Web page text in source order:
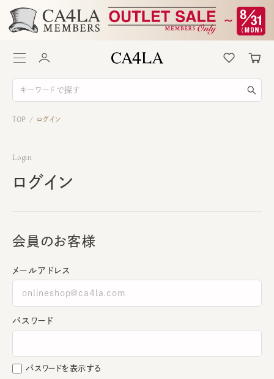
TOP / ログイン
Login
ログイン
会員のお客様
メールアドレス
パスワード
パスワードを表示する